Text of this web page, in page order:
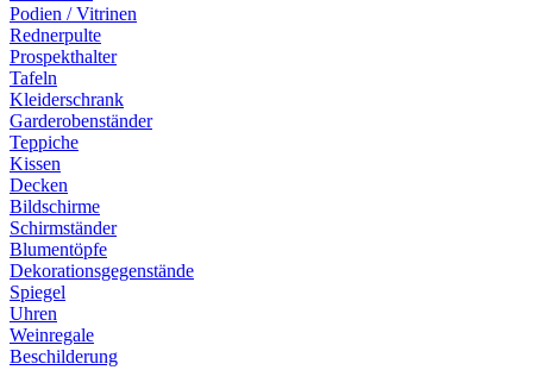
Podien / Vitrinen
Rednerpulte
Prospekthalter
Tafeln
Kleiderschrank
Garderobenständer
Teppiche
Kissen
Decken
Bildschirme
Schirmständer
Blumentöpfe
Dekorationsgegenstände
Spiegel
Uhren
Weinregale
Beschilderung